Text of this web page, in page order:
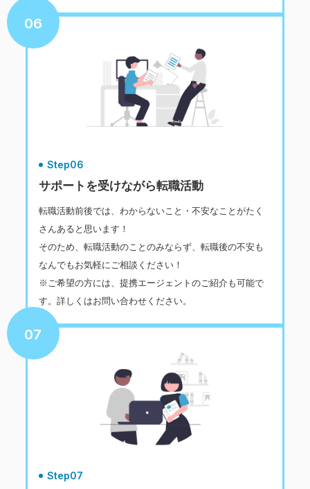
06
Step06
サポートを受けながら転職活動
転職活動前後では、わからないこと・不安なことがたく
さんあると思います！
そのため、転職活動のことのみならず、転職後の不安も
なんでもお気軽にご相談ください！
※ご希望の方には、提携エージェントのご紹介も可能で
す。詳しくはお問い合わせください。
07
Step07